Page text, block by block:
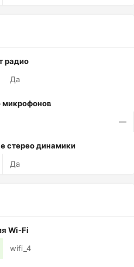
радио
Да
микрофонов
—
стерео динамики
Да
Wi-Fi
wifi_4